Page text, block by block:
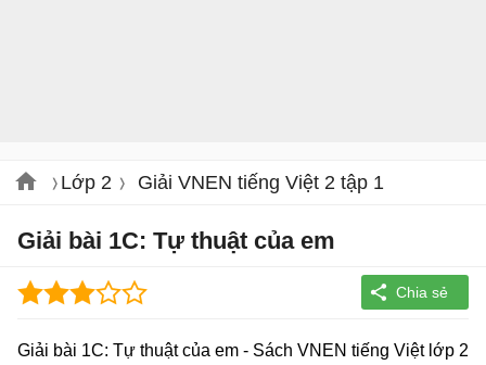
Lớp 2 Giải VNEN tiếng Việt 2 tập 1
Giải bài 1C: Tự thuật của em
Giải bài 1C: Tự thuật của em - Sách VNEN tiếng Việt lớp 2